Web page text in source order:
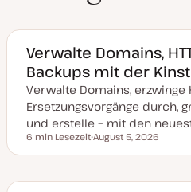
Verwalte Domains,
Backups mit der
Verwalte Domains, erzwinge
Ersetzungsvorgänge durch,
und erstelle – mit den
Lesezeit
6 min Lesezeit
a
u
August 5, 2026